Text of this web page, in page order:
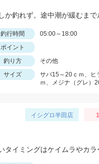
釣行時間
05:00～18:00
ポイント
釣り方
その他
サイズ
サバ15～20ｃｍ、ヒ
ｍ、メジナ（グレ）
イシグロ半田店